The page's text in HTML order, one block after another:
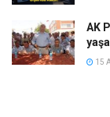
AK
15